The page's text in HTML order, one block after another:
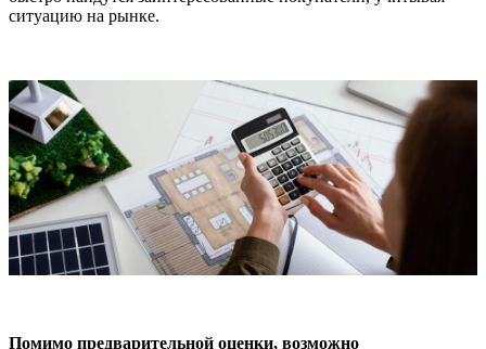
ситуацию на рынке.
Помимо предварительной оценки, возможно